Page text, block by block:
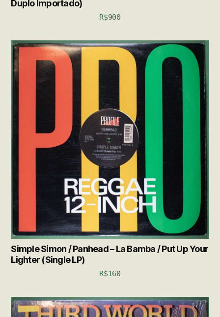
Duplo Importado)
R$900
Simple Simon / Panhead – La Bamba / Put Up Your
Lighter (Single LP)
R$160